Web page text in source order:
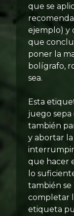
que se
ejemplo) y
que
poner la
bolígrafo,
sea.
Esta
juego sepa
también
y abortar la
interrumpir
que hacer
lo
también se
completar
etiqueta